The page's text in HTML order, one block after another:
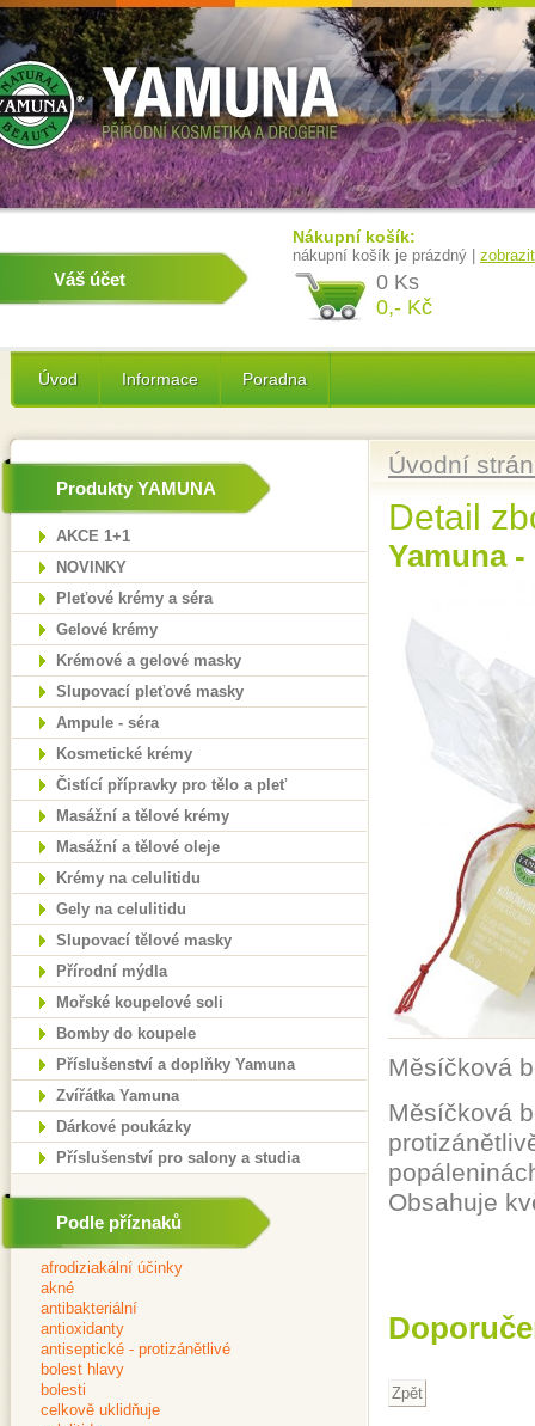
Váš účet
Nákupní košík:
nákupní košík je prázdný |
0 Ks
0,- Kč
Úvod Informace Poradna
Produkty YAMUNA
AKCE 1+1
NOVINKY
Pleťové krémy a séra
Gelové krémy
Krémové a gelové masky
Slupovací pleťové masky
Ampule - séra
Kosmetické krémy
Čistící přípravky pro tělo a pleť
Masážní a tělové krémy
Masážní a tělové oleje
Krémy na celulitidu
Gely na celulitidu
Slupovací tělové masky
Přírodní mýdla
Mořské koupelové soli
Bomby do koupele
Příslušenství a doplňky Yamuna
Zvířátka Yamuna
Dárkové poukázky
Příslušenství pro salony a studia
Podle příznaků
Úvodní
Detail
Yamuna
Měsíčková
Měsíčková
Obsahuje